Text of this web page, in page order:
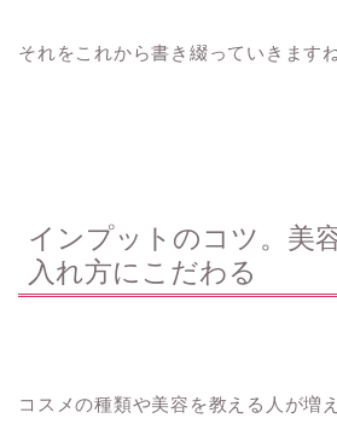
それをこれから書き綴っていきますね
インプットのコツ。美
入れ方にこだわる
コスメの種類や美容を教える人が増